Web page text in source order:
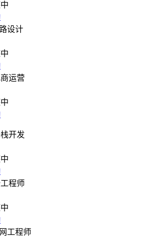
设计
运营
开发
程师
工程师